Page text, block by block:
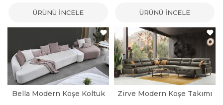
ÜRÜNÜ İNCELE ÜRÜNÜ İNCELE
Bella Modern Köşe Koltuk Zirve Modern Köşe Takımı